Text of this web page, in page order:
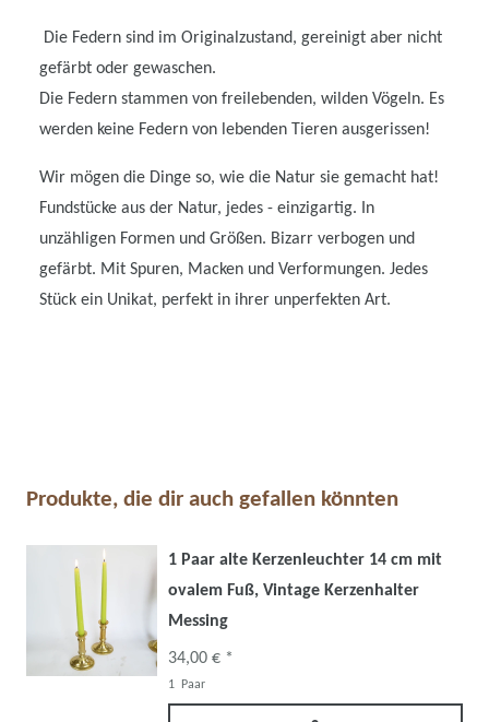
Die Federn sind im Originalzustand, gereinigt aber nicht
gefärbt oder gewaschen.
Die Federn stammen von freilebenden, wilden Vögeln. Es
werden keine Federn von lebenden Tieren ausgerissen!
Wir mögen die Dinge so, wie die Natur sie gemacht hat!
Fundstücke aus der Natur, jedes - einzigartig. In
unzähligen Formen und Größen. Bizarr verbogen und
gefärbt. Mit Spuren, Macken und Verformungen. Jedes
Stück ein Unikat, perfekt in ihrer unperfekten Art.
Produkte, die dir auch gefallen könnten
1 Paar alte Kerzenleuchter 14 cm mit
ovalem Fuß, Vintage Kerzenhalter
Messing
34,00 € *
1 Paar